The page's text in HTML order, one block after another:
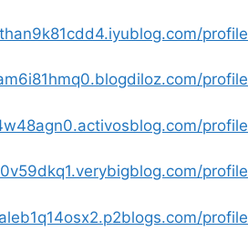
profile
profile
profile
profile
profile